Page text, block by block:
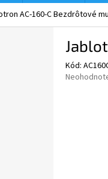
AC-160-C Bezdrôtové
Kód:
Priemerné